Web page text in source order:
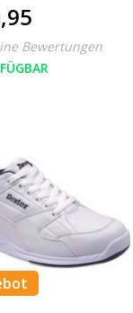
Bewertungen